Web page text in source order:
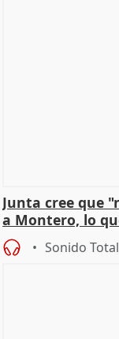
Junta cree que
a Montero, lo
Sonido